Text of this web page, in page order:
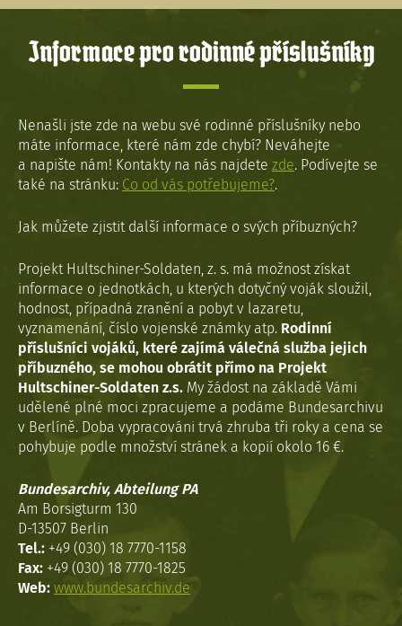
Informace pro rodinné příslušníky
Nenašli jste zde na webu své rodinné příslušníky nebo
máte informace, které nám zde chybí? Neváhejte
a napište nám! Kontakty na nás najdete zde. Podívejte se
také na stránku: Co od vás potřebujeme?.
Jak můžete zjistit další informace o svých příbuzných?
Projekt Hultschiner-Soldaten, z. s. má možnost získat
informace o jednotkách, u kterých dotyčný voják sloužil,
hodnost, případná zranění a pobyt v lazaretu,
vyznamenání, číslo vojenské známky atp. Rodinní
příslušníci vojáků, které zajímá válečná služba jejich
příbuzného, se mohou obrátit přímo na Projekt
Hultschiner-Soldaten z.s. My žádost na základě Vámi
udělené plné moci zpracujeme a podáme Bundesarchivu
v Berlíně. Doba vypracováni trvá zhruba tři roky a cena se
pohybuje podle množství stránek a kopií okolo 16 €.
Bundesarchiv, Abteilung PA
Am Borsigturm 130
D-13507 Berlin
Tel.: +49 (030) 18 7770-1158
Fax: +49 (030) 18 7770-1825
Web: www.bundesarchiv.de